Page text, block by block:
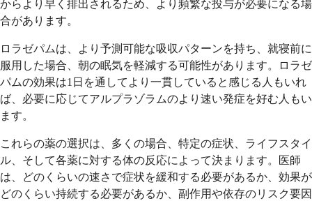
からより早く排出されるため、より頻繁な投与が必要になる場
合があります。
ロラゼパムは、より予測可能な吸収パターンを持ち、就寝前に
服用した場合、朝の眠気を軽減する可能性があります。ロラゼ
パムの効果は1日を通してより一貫していると感じる人もいれ
ば、必要に応じてアルプラゾラムのより速い発症を好む人もい
ます。
これらの薬の選択は、多くの場合、特定の症状、ライフスタイ
ル、そして各薬に対する体の反応によって決まります。医師
は、どのくらいの速さで症状を緩和する必要があるか、効果が
どのくらい持続する必要があるか、副作用や依存のリスク要因